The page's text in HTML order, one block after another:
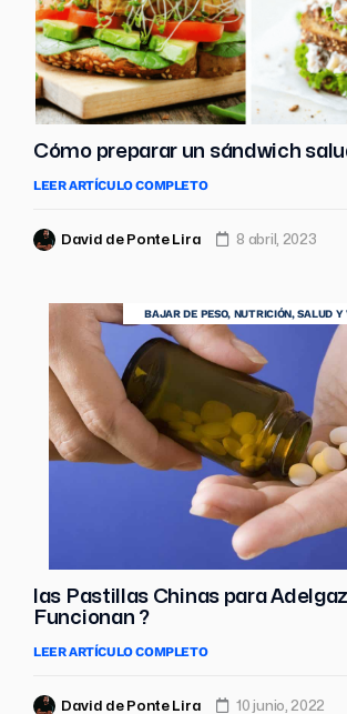
Cómo preparar un sándwich
LEER ARTÍCULO COMPLETO
David de Ponte Lira 8 abril, 2023
BAJAR DE PESO, NUTRICIÓN,SALUD Y
las Pastillas Chinas para
Funcionan ?
LEER ARTÍCULO COMPLETO
David de Ponte Lira 10 junio, 2022